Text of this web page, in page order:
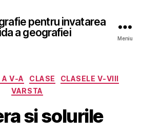
pentru invatarea
a geografiei
Meniu
Categorii
A V-A CLASE
CLASELE V-VIII
VARSTA
si solurile